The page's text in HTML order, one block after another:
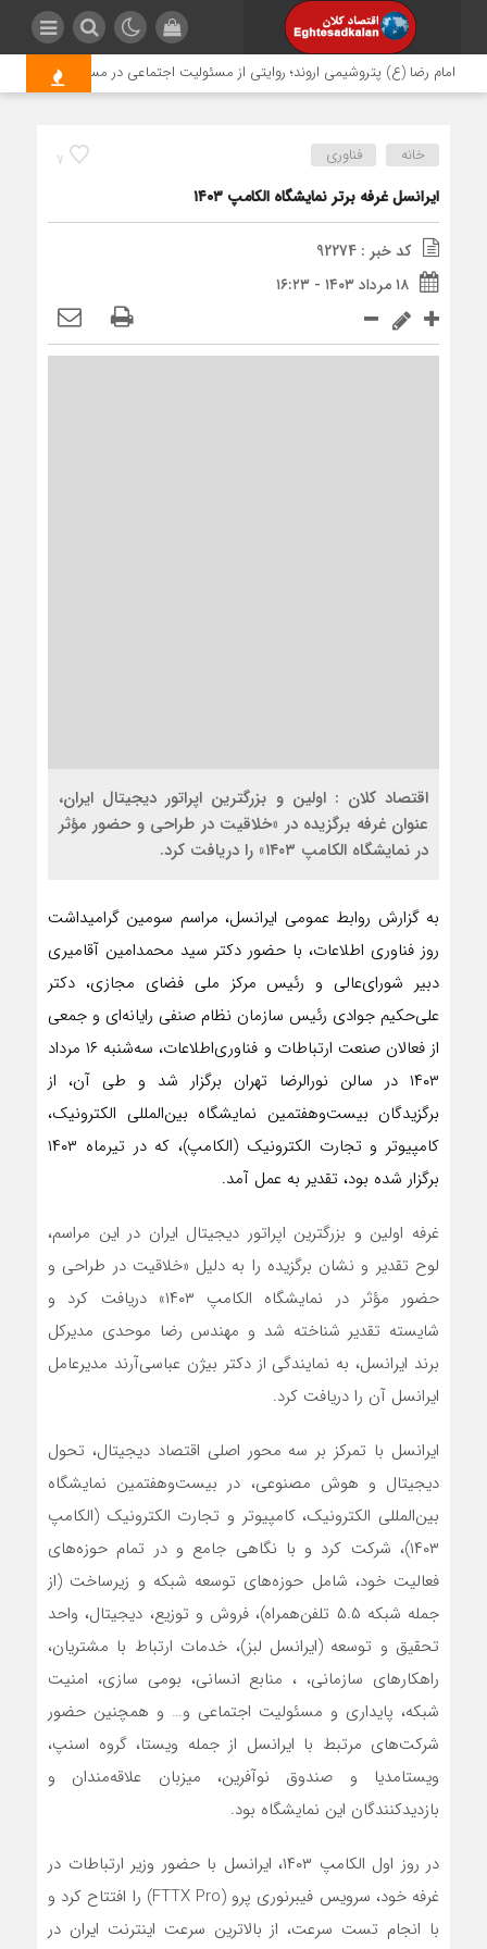
رضا (ع) پتروشیمی اروند؛ روایتی از مسئولیت اجتماعی در مسیر اربعین
7 خانه فناوری
ایرانسل غرفه برتر نمایشگاه الکامپ ۱۴۰۳
کد خبر : 92274
۱۸ مرداد ۱۴۰۳ - ۱۶:۲۳
اقتصاد کلان : اولین و بزرگترین اپراتور دیجیتال ایران،
عنوان غرفه برگزیده در «خلاقیت در طراحی و حضور مؤثر
در نمایشگاه الکامپ ۱۴۰۳» را دریافت کرد.
به گزارش روابط عمومی ایرانسل، مراسم سومین گرامیداشت
روز فناوری اطلاعات، با حضور دکتر سید محمدامین آقامیری
دبیر شورای‌عالی و رئیس مرکز ملی فضای مجازی، دکتر
علی‌حکیم جوادی رئیس سازمان نظام صنفی رایانه‌ای و جمعی
از فعالان صنعت ارتباطات و فناوری‌اطلاعات، سه‌شنبه ۱۶ مرداد
۱۴۰۳ در سالن نورالرضا تهران برگزار شد و طی آن، از
برگزیدگان بیست‌وهفتمین نمایشگاه بین‌المللی الکترونیک،
کامپیوتر و تجارت الکترونیک (الکامپ)، که در تیرماه ۱۴۰۳
برگزار شده بود، تقدیر به عمل آمد.
غرفه اولین و بزرگترین اپراتور دیجیتال ایران در این مراسم،
لوح تقدیر و نشان برگزیده را به دلیل «خلاقیت در طراحی و
حضور مؤثر در نمایشگاه الکامپ ۱۴۰۳» دریافت کرد و
شایسته تقدیر شناخته شد و مهندس رضا موحدی مدیرکل
برند ایرانسل، به نمایندگی از دکتر بیژن عباسی‌آرند مدیرعامل
ایرانسل آن را دریافت کرد.
ایرانسل با تمرکز بر سه محور اصلی اقتصاد دیجیتال، تحول
دیجیتال و هوش مصنوعی، در بیست‌وهفتمین نمایشگاه
بین‌المللی الکترونیک، کامپیوتر و تجارت الکترونیک (الکامپ
۱۴۰۳)، شرکت کرد و با نگاهی جامع و در تمام حوزه‌های
فعالیت خود، شامل حوزه‌های توسعه شبکه و زیرساخت (از
جمله شبکه ۵.۵ تلفن‌همراه)، فروش و توزیع، دیجیتال، واحد
تحقیق و توسعه (ایرانسل لبز)، خدمات ارتباط با مشتریان،
راهکارهای سازمانی، ، منابع انسانی، بومی سازی، امنیت
شبکه، پایداری و مسئولیت اجتماعی و… و همچنین حضور
شرکت‌های مرتبط با ایرانسل از جمله ویستا، گروه اسنپ،
ویستامدیا و صندوق نوآفرین، میزبان علاقه‌مندان و
بازدیدکنندگان این نمایشگاه بود.
در روز اول الکامپ ۱۴۰۳، ایرانسل با حضور وزیر ارتباطات در
غرفه خود، سرویس فیبرنوری پرو (FTTX Pro) را افتتاح کرد و
با انجام تست سرعت، از بالاترین سرعت اینترنت ایران در